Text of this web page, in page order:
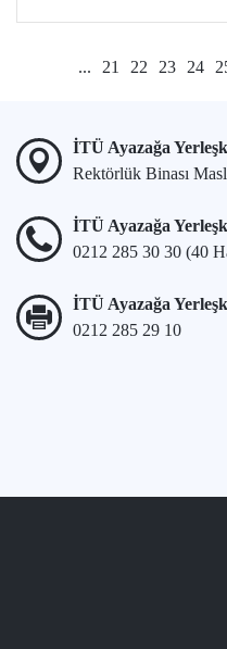
... 21 22 23 24
İTÜ Ayazağa
Rektörlük Binası
İTÜ Ayazağa
0212 285 30 30 (40
İTÜ Ayazağa
0212 285 29 10